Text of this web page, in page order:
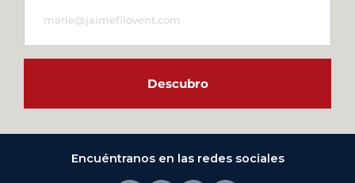
Descubro
Encuéntranos en las redes sociales